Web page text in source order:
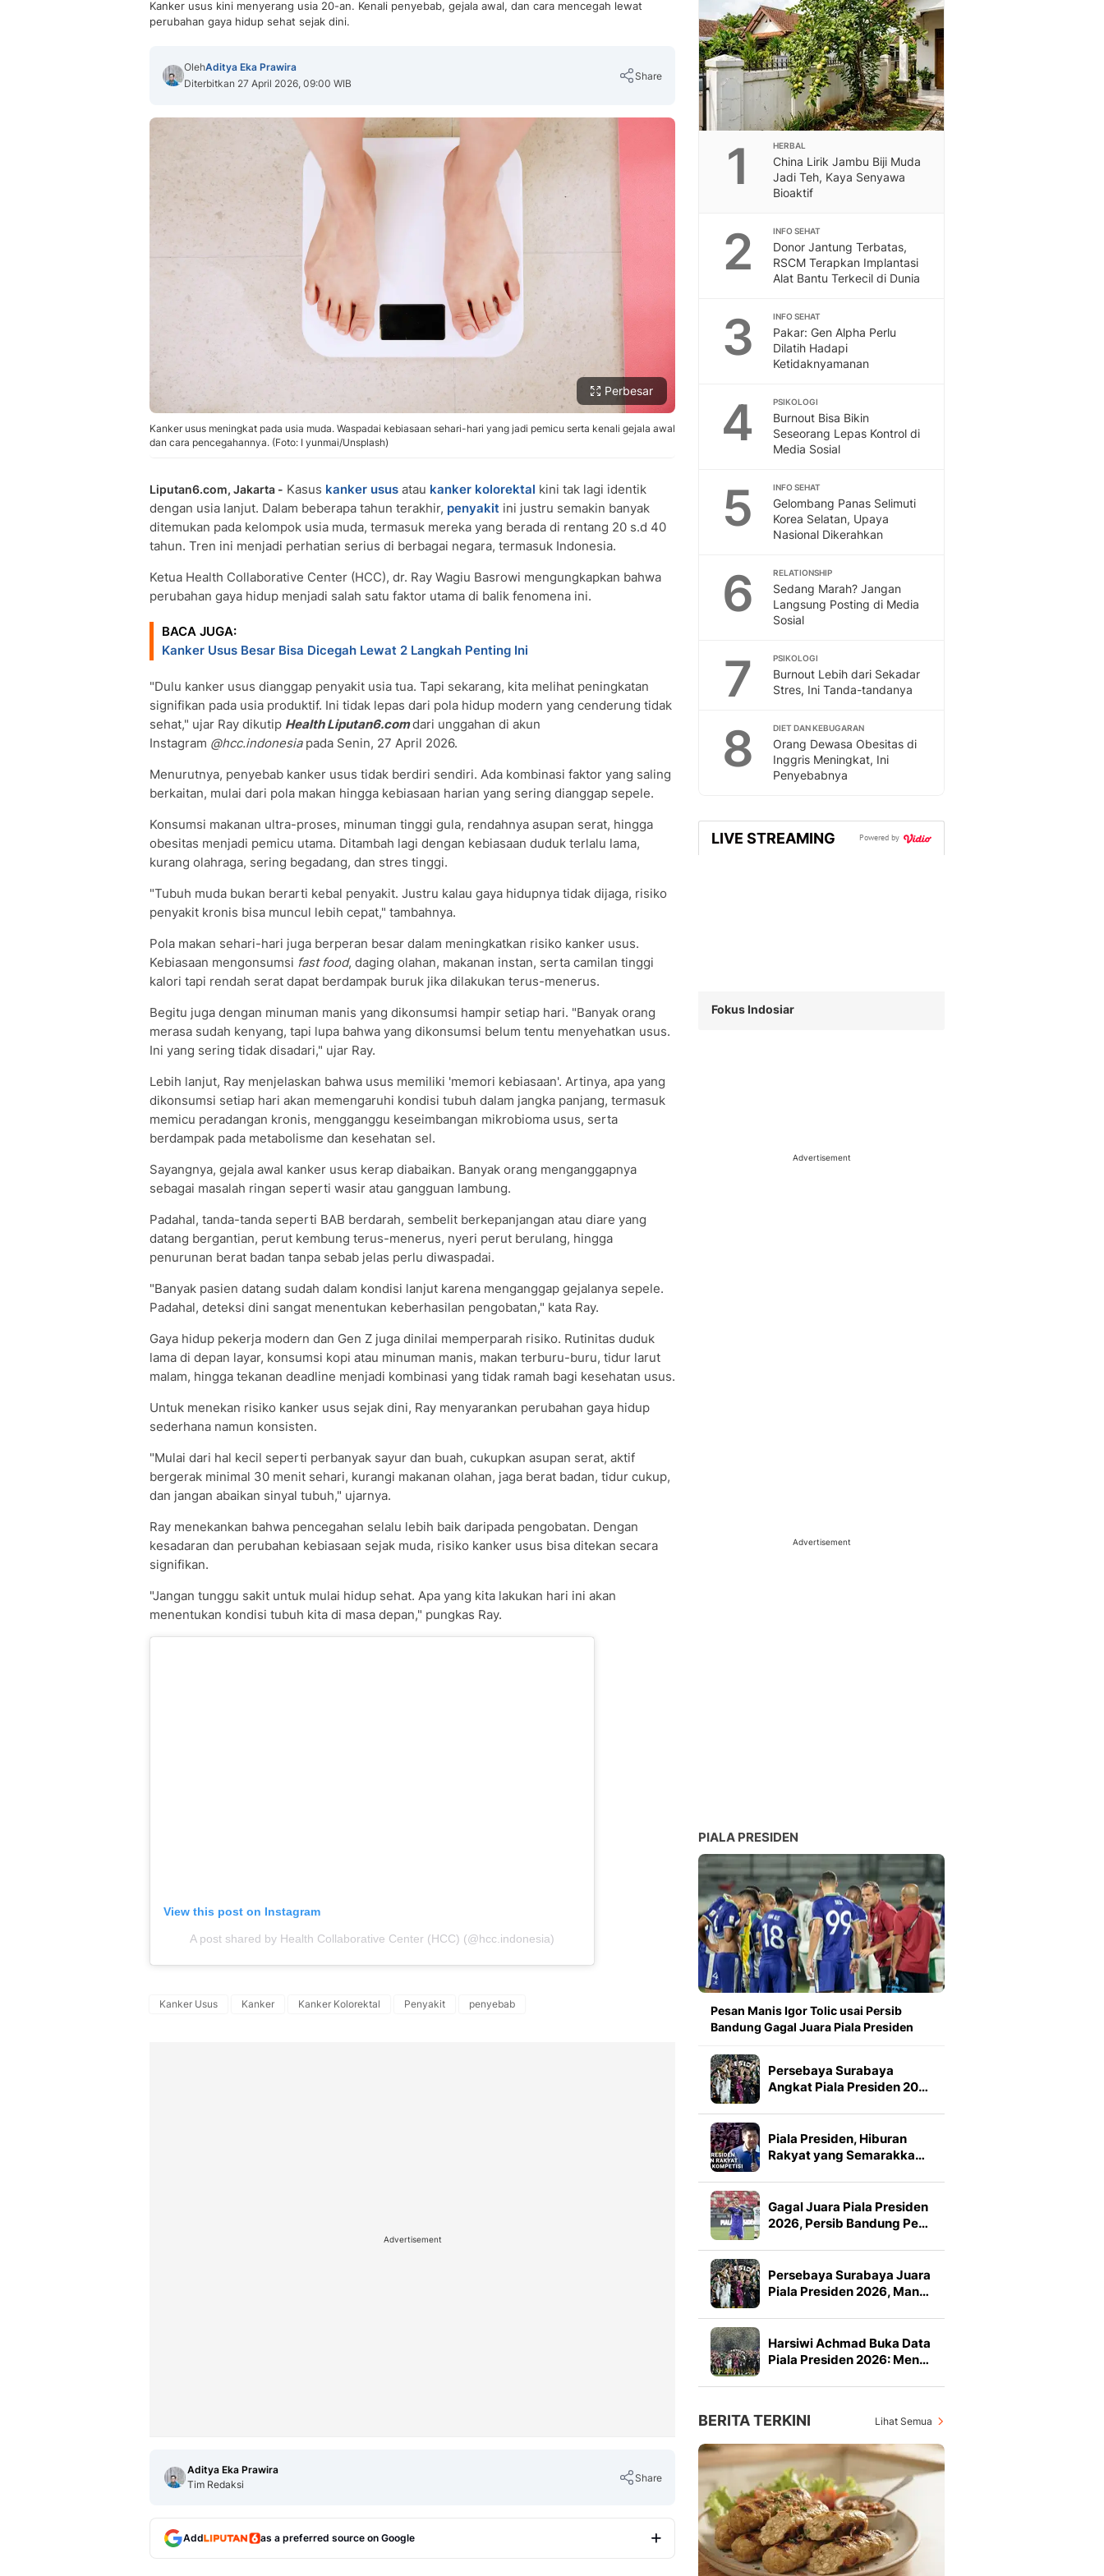
Kanker usus kini menyerang usia 20-an. Kenali penyebab, gejala awal, dan cara mencegah lewat
perubahan gaya hidup sehat sejak dini.
OlehAditya Eka Prawira
Diterbitkan 27 April 2026, 09:00 WIB
Share
Perbesar
Kanker usus meningkat pada usia muda. Waspadai kebiasaan sehari-hari yang jadi pemicu serta kenali gejala awal
dan cara pencegahannya. (Foto: I yunmai/Unsplash)
Liputan6.com, Jakarta - Kasus kanker usus atau kanker kolorektal kini tak lagi identik
dengan usia lanjut. Dalam beberapa tahun terakhir, penyakit ini justru semakin banyak
ditemukan pada kelompok usia muda, termasuk mereka yang berada di rentang 20 s.d 40
tahun. Tren ini menjadi perhatian serius di berbagai negara, termasuk Indonesia.
Ketua Health Collaborative Center (HCC), dr. Ray Wagiu Basrowi mengungkapkan bahwa
perubahan gaya hidup menjadi salah satu faktor utama di balik fenomena ini.
BACA JUGA:
Kanker Usus Besar Bisa Dicegah Lewat 2 Langkah Penting Ini
"Dulu kanker usus dianggap penyakit usia tua. Tapi sekarang, kita melihat peningkatan
signifikan pada usia produktif. Ini tidak lepas dari pola hidup modern yang cenderung tidak
sehat," ujar Ray dikutip Health Liputan6.comdari unggahan di akun
Instagram @hcc.indonesia pada Senin, 27 April 2026.
Menurutnya, penyebab kanker usus tidak berdiri sendiri. Ada kombinasi faktor yang saling
berkaitan, mulai dari pola makan hingga kebiasaan harian yang sering dianggap sepele.
Konsumsi makanan ultra-proses, minuman tinggi gula, rendahnya asupan serat, hingga
obesitas menjadi pemicu utama. Ditambah lagi dengan kebiasaan duduk terlalu lama,
kurang olahraga, sering begadang, dan stres tinggi.
"Tubuh muda bukan berarti kebal penyakit. Justru kalau gaya hidupnya tidak dijaga, risiko
penyakit kronis bisa muncul lebih cepat," tambahnya.
Pola makan sehari-hari juga berperan besar dalam meningkatkan risiko kanker usus.
Kebiasaan mengonsumsi fast food, daging olahan, makanan instan, serta camilan tinggi
kalori tapi rendah serat dapat berdampak buruk jika dilakukan terus-menerus.
Begitu juga dengan minuman manis yang dikonsumsi hampir setiap hari. "Banyak orang
merasa sudah kenyang, tapi lupa bahwa yang dikonsumsi belum tentu menyehatkan usus.
Ini yang sering tidak disadari," ujar Ray.
Lebih lanjut, Ray menjelaskan bahwa usus memiliki 'memori kebiasaan'. Artinya, apa yang
dikonsumsi setiap hari akan memengaruhi kondisi tubuh dalam jangka panjang, termasuk
memicu peradangan kronis, mengganggu keseimbangan mikrobioma usus, serta
berdampak pada metabolisme dan kesehatan sel.
Sayangnya, gejala awal kanker usus kerap diabaikan. Banyak orang menganggapnya
sebagai masalah ringan seperti wasir atau gangguan lambung.
Padahal, tanda-tanda seperti BAB berdarah, sembelit berkepanjangan atau diare yang
datang bergantian, perut kembung terus-menerus, nyeri perut berulang, hingga
penurunan berat badan tanpa sebab jelas perlu diwaspadai.
"Banyak pasien datang sudah dalam kondisi lanjut karena menganggap gejalanya sepele.
Padahal, deteksi dini sangat menentukan keberhasilan pengobatan," kata Ray.
Gaya hidup pekerja modern dan Gen Z juga dinilai memperparah risiko. Rutinitas duduk
lama di depan layar, konsumsi kopi atau minuman manis, makan terburu-buru, tidur larut
malam, hingga tekanan deadline menjadi kombinasi yang tidak ramah bagi kesehatan usus.
Untuk menekan risiko kanker usus sejak dini, Ray menyarankan perubahan gaya hidup
sederhana namun konsisten.
"Mulai dari hal kecil seperti perbanyak sayur dan buah, cukupkan asupan serat, aktif
bergerak minimal 30 menit sehari, kurangi makanan olahan, jaga berat badan, tidur cukup,
dan jangan abaikan sinyal tubuh," ujarnya.
Ray menekankan bahwa pencegahan selalu lebih baik daripada pengobatan. Dengan
kesadaran dan perubahan kebiasaan sejak muda, risiko kanker usus bisa ditekan secara
signifikan.
"Jangan tunggu sakit untuk mulai hidup sehat. Apa yang kita lakukan hari ini akan
menentukan kondisi tubuh kita di masa depan," pungkas Ray.
View this post on Instagram
A post shared by Health Collaborative Center (HCC) (@hcc.indonesia)
Kanker Usus Kanker Kanker Kolorektal Penyakit penyebab
Advertisement
Aditya Eka Prawira
Tim Redaksi
Share
Add as a preferred source on Google
1 HERBAL
China Lirik Jambu Biji Muda
Jadi Teh, Kaya Senyawa
Bioaktif
2 INFO SEHAT
Donor Jantung Terbatas,
RSCM Terapkan Implantasi
Alat Bantu Terkecil di Dunia
3 INFO SEHAT
Pakar: Gen Alpha Perlu
Dilatih Hadapi
Ketidaknyamanan
4 PSIKOLOGI
Burnout Bisa Bikin
Seseorang Lepas Kontrol di
Media Sosial
5 INFO SEHAT
Gelombang Panas Selimuti
Korea Selatan, Upaya
Nasional Dikerahkan
6 RELATIONSHIP
Sedang Marah? Jangan
Langsung Posting di Media
Sosial
7 PSIKOLOGI
Burnout Lebih dari Sekadar
Stres, Ini Tanda-tandanya
8 DIET DAN KEBUGARAN
Orang Dewasa Obesitas di
Inggris Meningkat, Ini
Penyebabnya
LIVE STREAMING Powered by
Fokus Indosiar
Advertisement
Advertisement
PIALA PRESIDEN
Pesan Manis Igor Tolic usai Persib
Bandung Gagal Juara Piala Presiden
Persebaya Surabaya
Angkat Piala Presiden 20…
Piala Presiden, Hiburan
Rakyat yang Semarakka…
Gagal Juara Piala Presiden
2026, Persib Bandung Pe…
Persebaya Surabaya Juara
Piala Presiden 2026, Man…
Harsiwi Achmad Buka Data
Piala Presiden 2026: Men…
BERITA TERKINI Lihat Semua